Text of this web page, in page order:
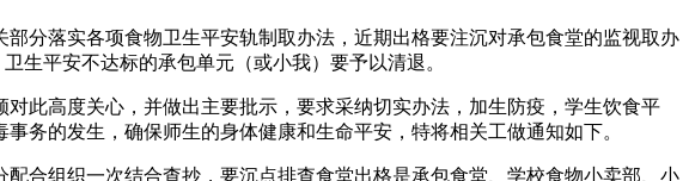
落实各项食物卫生平安轨制取办法，近期出格要注沉对承包食堂的监视取办
生平安不达标的承包单元（或小我）要予以清退。
高度关心，并做出主要批示，要求采纳切实办法，加生防疫，学生饮食平
务的发生，确保师生的身体健康和生命平安，特将相关工做通知如下。
组织一次结合查抄，要沉点排查食堂出格是承包食堂、学校食物小卖部、小